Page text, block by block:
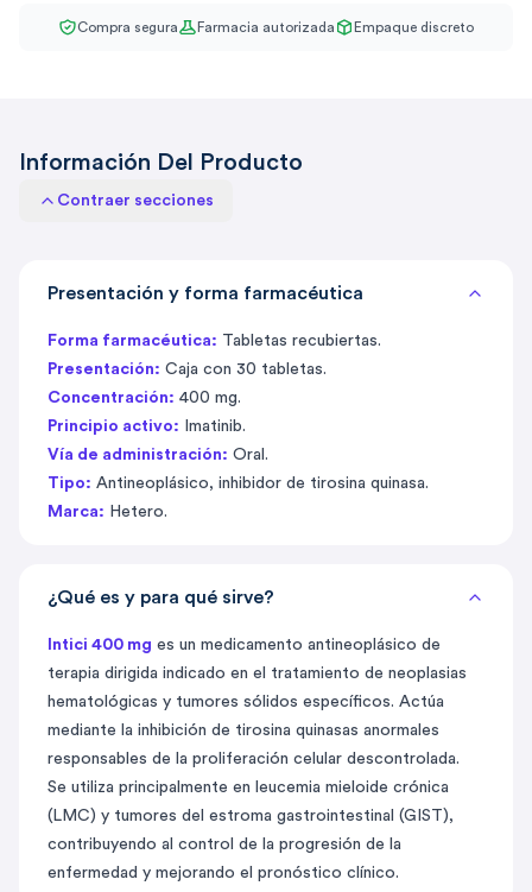
Compra segura Farmacia autorizada Empaque discreto
Información Del Producto
Contraer secciones
Presentación y forma farmacéutica
Forma farmacéutica: Tabletas recubiertas.
Presentación: Caja con 30 tabletas.
Concentración: 400 mg.
Principio activo: Imatinib.
Vía de administración: Oral.
Tipo: Antineoplásico, inhibidor de tirosina quinasa.
Marca: Hetero.
¿Qué es y para qué sirve?
Intici 400 mg es un medicamento antineoplásico de
terapia dirigida indicado en el tratamiento de neoplasias
hematológicas y tumores sólidos específicos. Actúa
mediante la inhibición de tirosina quinasas anormales
responsables de la proliferación celular descontrolada.
Se utiliza principalmente en leucemia mieloide crónica
(LMC) y tumores del estroma gastrointestinal (GIST),
contribuyendo al control de la progresión de la
enfermedad y mejorando el pronóstico clínico.